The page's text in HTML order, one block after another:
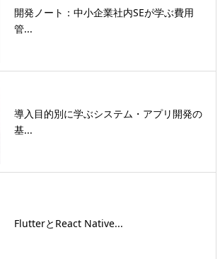
開発ノート：中小企業社内SEが学ぶ費用
管...
導入目的別に学ぶシステム・アプリ開発の
基...
FlutterとReact Native...